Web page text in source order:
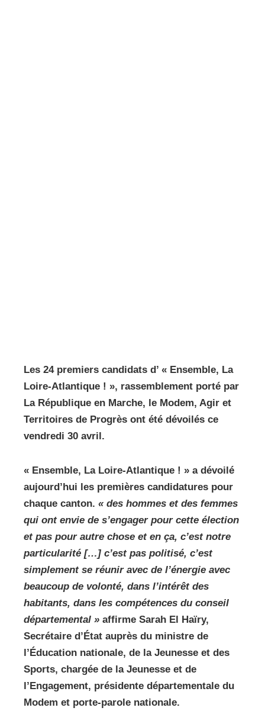
Les 24 premiers candidats d’ « Ensemble, La
Loire-Atlantique ! », rassemblement porté par
La République en Marche, le Modem, Agir et
Territoires de Progrès ont été dévoilés ce
vendredi 30 avril.
« Ensemble, La Loire-Atlantique ! » a dévoilé
aujourd’hui les premières candidatures pour
chaque canton. « des hommes et des femmes
qui ont envie de s’engager pour cette élection
et pas pour autre chose et en ça, c’est notre
particularité […] c’est pas politisé, c’est
simplement se réunir avec de l’énergie avec
beaucoup de volonté, dans l’intérêt des
habitants, dans les compétences du conseil
départemental » affirme Sarah El Haïry,
Secrétaire d’État auprès du ministre de
l’Éducation nationale, de la Jeunesse et des
Sports, chargée de la Jeunesse et de
l’Engagement, présidente départementale du
Modem et porte-parole nationale.